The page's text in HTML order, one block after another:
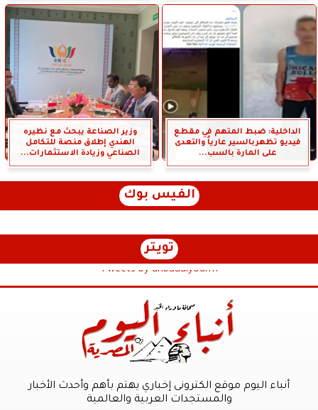
الداخلية: ضبط المتهم في مقطع
فيديو تظهربالسير عارياً والتعدى
على المارة بالسب...
وزير الصناعة يبحث مع نظيره
الهندي إطلاق منصة للتكامل
الصناعي وزيادة الاستثمارات...
الفيس بوك
تويتر
Tweets by anbaaalyoum1
أنباء اليوم موقع الكترونى إخباري يهتم بأهم وأحدث الأخبار
والمستجدات العربية والعالمية